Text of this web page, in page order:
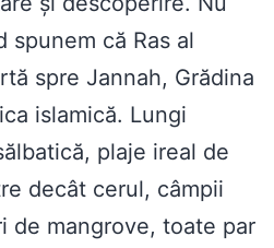
spunem că Ras al
spre Jannah, Grădina
islamică. Lungi
plaje ireal de
decât cerul, câmpii
de mangrove, toate par